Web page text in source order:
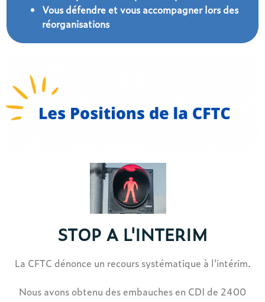
Vous défendre et vous accompagner lors des
réorganisations
STOP A L'INTERIM
La CFTC dénonce un recours systématique à l'intérim.
Nous avons obtenu des embauches en CDI de 2400